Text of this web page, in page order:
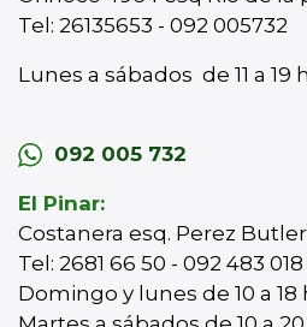
Tel: 26135653 - 092 005732
Lunes a sábados de 11 a 19
092 005 732
El Pinar:
Costanera esq. Perez Butler
Tel: 2681 66 50 - 092 483 018
Domingo y lunes de 10 a 18